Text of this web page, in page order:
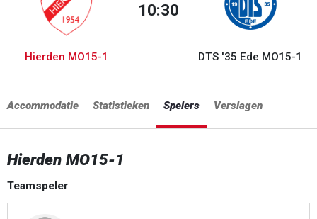
Hierden MO15-1
10:30
DTS '35 Ede MO15-1
Accommodatie Statistieken Spelers Verslagen
Hierden MO15-1
Teamspeler